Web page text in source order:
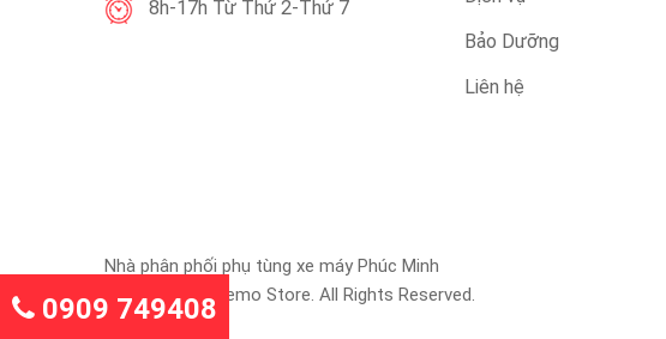
8h-17h Từ Thứ 2-Thứ 7
Bảo Dưỡng
Liên hệ
Nhà phân phối phụ tùng xe máy Phúc Minh
65 ph © 2019 Demo Store. All Rights Reserved.
0909 749408